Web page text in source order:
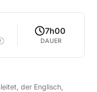
7h00
DAUER
der Englisch,